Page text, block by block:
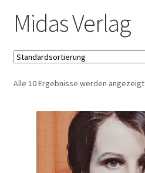
Warenkorb
Warum fair kaufen
Midas Verlag
Alle 10 Ergebnisse werden angezeigt